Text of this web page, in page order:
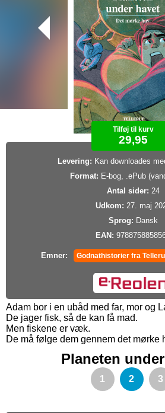
Tilføj til kurv
29,95
Levering: Kan downloades
Format: E-bog, .ePub
Antal sider: 24
Udkom: 27. maj
Sprog: Dansk
EAN:
Emner: Godnathistorier fra
Adam bor i en ubåd med far, mor og
De jager fisk, så de kan få mad.
Men fiskene er væk.
De må følge dem gennem det mørke
Planeten
1 2 3